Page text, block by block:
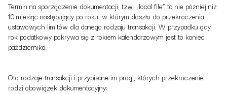
Termin na sporządzenie dokumentacji, tzw. „local file” to nie później niż
10 miesiąc następujący po roku, w którym doszło do przekroczenia
ustawowych limitów dla danego rodzaju transakcji. W przypadku gdy
rok podatkowy pokrywa się z rokiem kalendarzowym jest to koniec
października.
Oto rodzaje transakcji i przypisane im progi, których przekroczenie
rodzi obowiązek dokumentacyjny: